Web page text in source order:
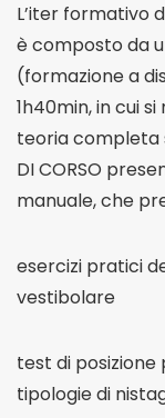
L’iter formativo
è composto da
(formazione a
1h40min, in cui
teoria completa
DI CORSO
manuale, che
esercizi pratici
vestibolare
test di posizione
tipologie di